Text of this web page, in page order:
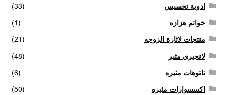
منتجات لاثارة الزوجه
منتجات للانتصاب و تاخير القذف
ادوية تخسيس
(33)
خواتم هزازه
(1)
منتجات لاثارة الزوجه
(21)
لانجيري مثير
(48)
تاتوهات مثيره
(6)
اكسسوارات مثيره
(50)